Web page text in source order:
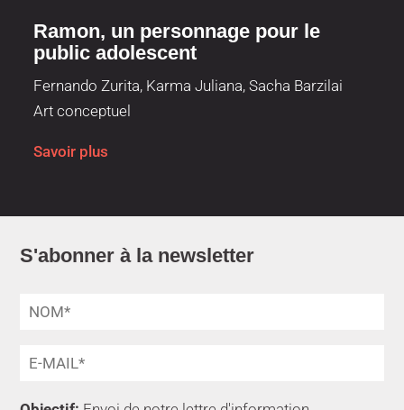
Ramon, un personnage pour le
public adolescent
Fernando Zurita, Karma Juliana, Sacha Barzilai
Art conceptuel
Savoir plus
S'abonner à la newsletter